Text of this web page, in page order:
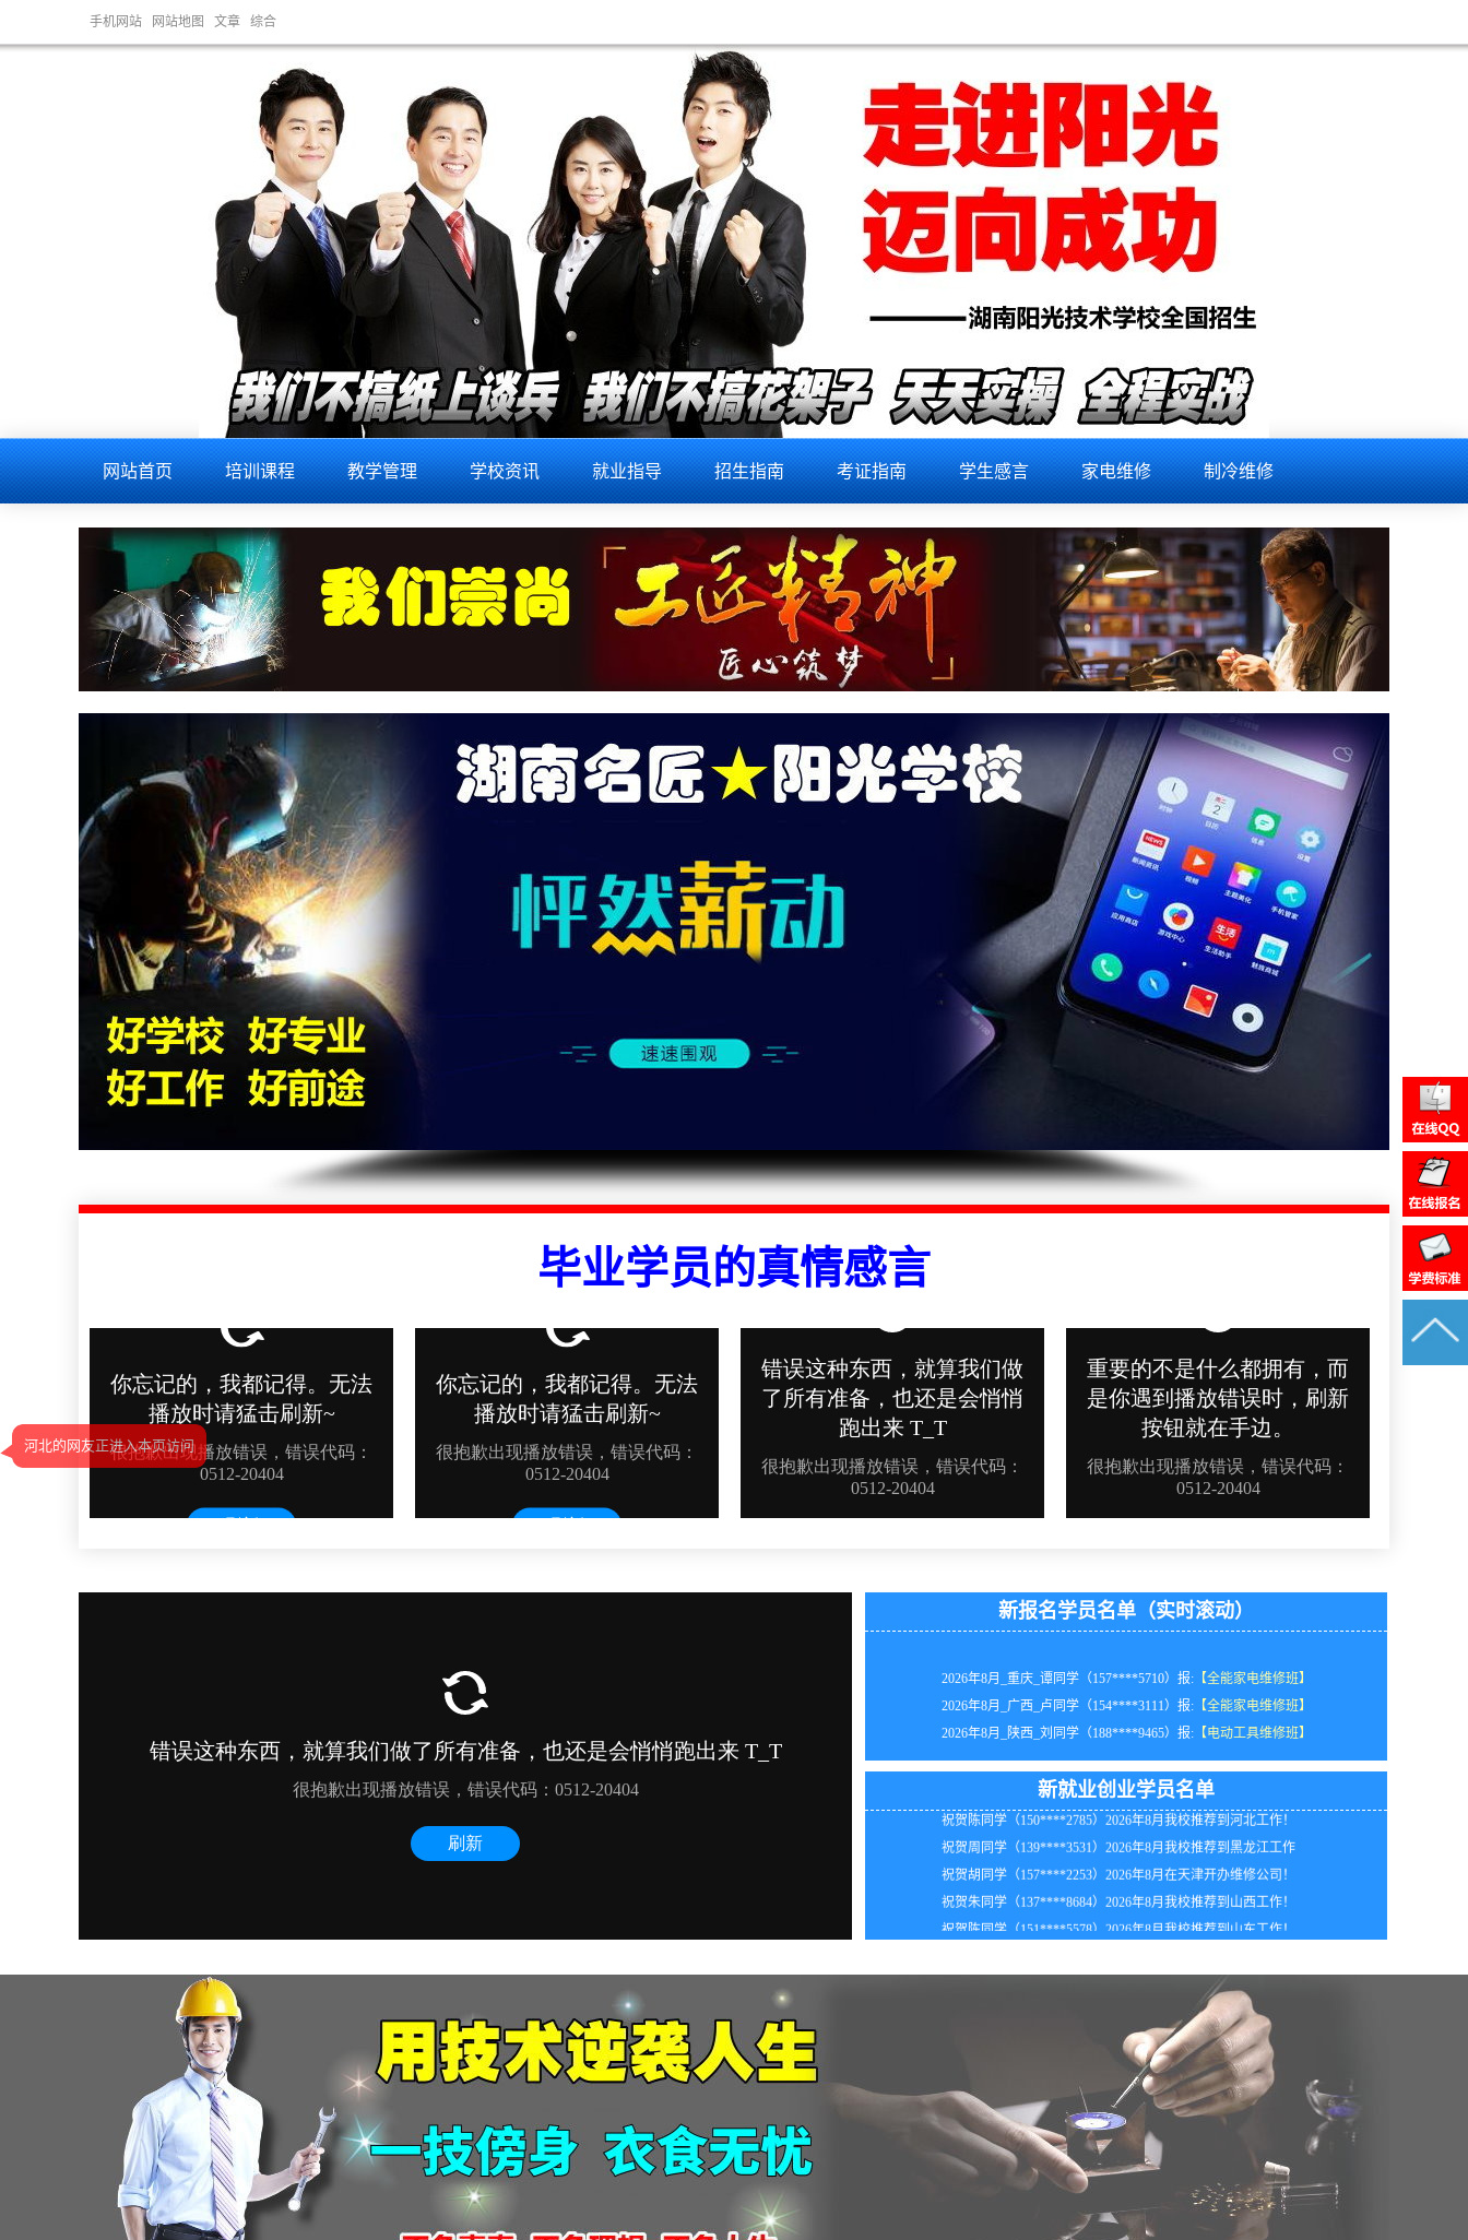
手机网站 网站地图 文章 综合
网站首页 培训课程 教学管理 学校资讯 就业指导 招生指南 考证指南 学生感言 家电维修 制冷维修
毕业学员的真情感言
新报名学员名单（实时滚动）
2026年8月_广西_卢同学（154****3111）报: 【全能家电维修班】
2026年8月_陕西_刘同学（188****9465）报: 【电动工具维修班】
2026年8月_江苏_谭同学（159****3675）报: 【空调制冷维修班】
2026年8月_天津_吴同学（131****2671）报:【全能家电维修班】
2026年8月_海南_李同学（132****3932）报: 【电动工具维修班】
2026年8月_江西_林同学（133****8922）报:【家电维修实战班】
2026年8月_湖北_江同学（137****6391）报:【家电清洗实战班】
2026年8月_北京_钟同学（132****7718）报:【全能家电维修班】
2026年8月_广西_李同学（152****7344）报:【全能家电维修班】
2026年8月_广东_苏同学（185****7074）报:【家电维修实战班】
新就业创业学员名单
祝贺江同学（181****5637）2026年8月在广东开办维修公司！
祝贺陈同学（150****2785）2026年8月我校推荐到河北工作！
祝贺周同学（139****3531）2026年8月我校推荐到黑龙江工作
祝贺胡同学（157****2253）2026年8月在天津开办维修公司！
祝贺朱同学（137****8684）2026年8月我校推荐到山西工作！
祝贺陈同学（151****5578）2026年8月我校推荐到山东工作！
河北的网友正进入本页访问